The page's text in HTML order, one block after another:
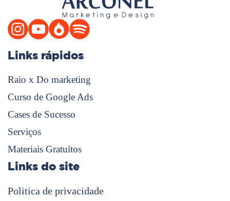
Links rápidos
Raio x Do marketing
Curso de Google Ads
Cases de Sucesso
Serviços
Materiais Gratuítos
Links do site
Politica de privacidade